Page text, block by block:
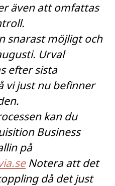
även att omfattas
snarast möjligt och
Urval
efter sista
vi just nu befinner
kan du
Business
på
Notera att det
då det just